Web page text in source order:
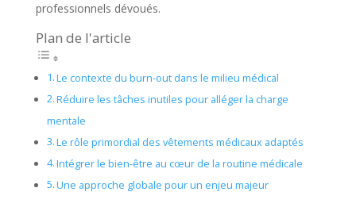
professionnels dévoués.
Plan de l'article
Le contexte du burn-out dans le milieu médical
Réduire les tâches inutiles pour alléger la charge
mentale
Le rôle primordial des vêtements médicaux adaptés
Intégrer le bien-être au cœur de la routine médicale
Une approche globale pour un enjeu majeur